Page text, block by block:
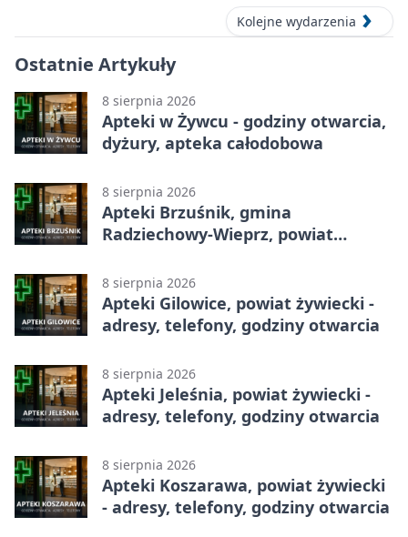
Kolejne wydarzenia
Ostatnie Artykuły
8 sierpnia 2026
Apteki w Żywcu - godziny otwarcia,
dyżury, apteka całodobowa
8 sierpnia 2026
Apteki Brzuśnik, gmina
Radziechowy-Wieprz, powiat
otwarcia
8 sierpnia 2026
Apteki Gilowice, powiat żywiecki -
adresy, telefony, godziny otwarcia
8 sierpnia 2026
Apteki Jeleśnia, powiat żywiecki -
adresy, telefony, godziny otwarcia
8 sierpnia 2026
Apteki Koszarawa, powiat żywiecki
- adresy, telefony, godziny otwarcia